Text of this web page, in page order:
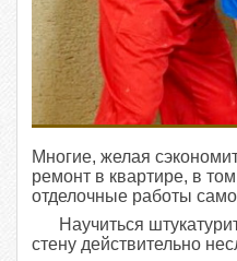
Многие, желая
ремонт в квартире, в
отделочные работы
Научиться
стену действительно